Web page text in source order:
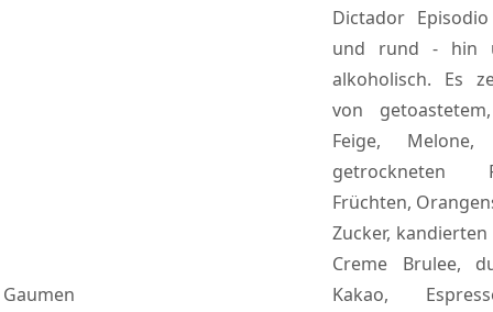
Gaumen
Dictador
und rund - hin
alkoholisch. Es
von
Feige,
getrockneten
Früchten,
Zucker,
Creme Brulee,
Kakao,